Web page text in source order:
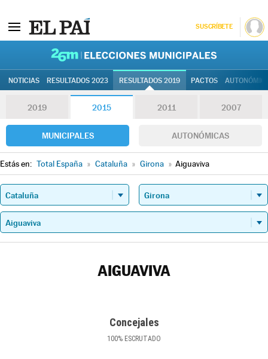
SUSCRÍBETE
NOTICIAS RESULTADOS 2023 RESULTADOS 2019 PACTOS
2019 2015 2011 2007
MUNICIPALES AUTONÓMICAS
Estás en: Total España » Cataluña » Girona » Aiguaviva
AIGUAVIVA
Concejales
100% ESCRUTADO